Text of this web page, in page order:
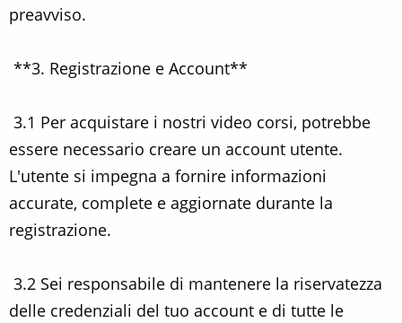
preavviso.
**3. Registrazione e Account**
3.1 Per acquistare i nostri video corsi, potrebbe
essere necessario creare un account utente.
L'utente si impegna a fornire informazioni
accurate, complete e aggiornate durante la
registrazione.
3.2 Sei responsabile di mantenere la riservatezza
delle credenziali del tuo account e di tutte le